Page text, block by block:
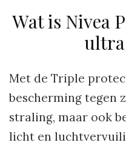
Wat is Nivea
ultra
Met de Triple
bescherming tegen
straling, maar ook
licht en